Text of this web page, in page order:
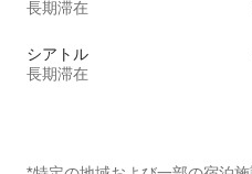
長期滞在
シアトル
長期滞在